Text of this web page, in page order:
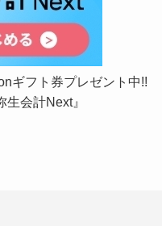
ギフト券プレゼント中!!
会計Next』